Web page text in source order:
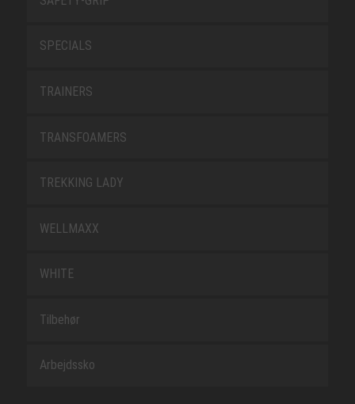
SPECIALS
TRAINERS
TRANSFOAMERS
TREKKING LADY
WELLMAXX
WHITE
Tilbehør
Arbejdssko